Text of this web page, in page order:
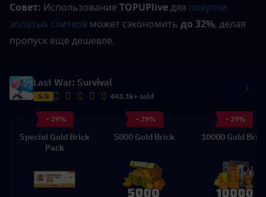
Совет: Использование TOPUPlive для покупки
золотых слитков может сэкономить до 32%, делая
пропуск еще дешевле.
Last War: Survival
5.0 443.1k+ sold
- 29%
Special Gold Brick
Pack
- 29%
5000 Gold Brick
- 29%
10000 Gold Brick